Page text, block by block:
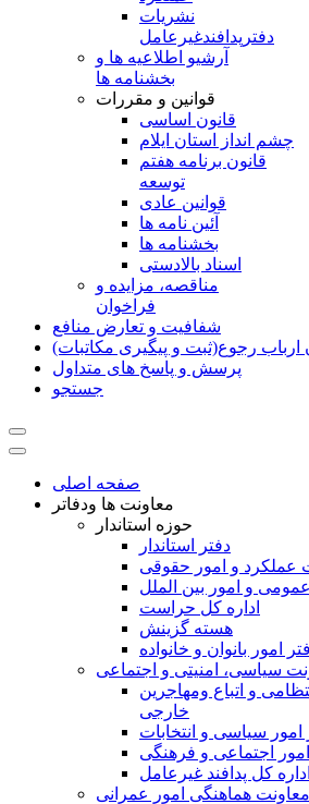
نشريات
دفترپدافندغيرعامل
آرشیو اطلاعیه ها و
بخشنامه ها
قوانین و مقررات
قانون اساسی
چشم انداز استان ایلام
قانون برنامه هفتم
توسعه
قوانین عادی
آئین نامه ها
بخشنامه ها
اسناد بالادستی
مناقصه، مزایده و
فراخوان
شفافیت و تعارض منافع
ارباب رجوع(ثبت و پیگیری مکاتبات)
پرسش و پاسخ های متداول
جستجو
صفحه اصلی
معاونت ها ودفاتر
حوزه استاندار
دفتر استاندار
عملکرد و امور حقوقی
و امور بین الملل
اداره کل حراست
هسته گزینش
امور بانوان و خانواده
سیاسی، امنیتی و اجتماعی
و اتباع ومهاجرین
خارجی
امور سیاسی و انتخابات
اجتماعی و فرهنگی
اداره کل پدافند غیرعامل
معاونت هماهنگی امور عمرانی